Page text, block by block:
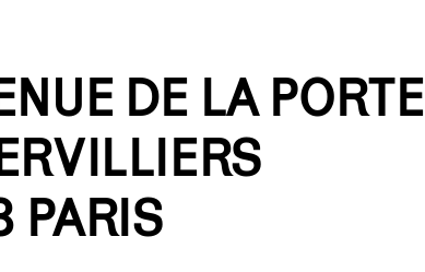
DE LA PORTE